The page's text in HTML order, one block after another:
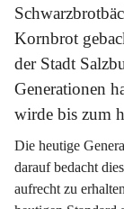
Kornbrot
der Stadt
Generationen
wirde bis zum
Die heutige
darauf bedacht
aufrecht zu